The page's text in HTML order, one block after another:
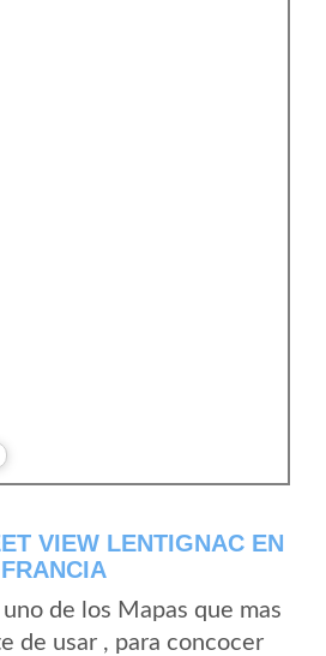
VIEW LENTIGNAC EN
de los Mapas que mas
de usar , para concocer